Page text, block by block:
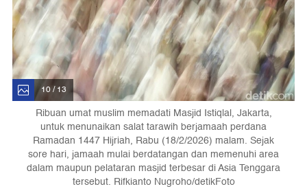
10 / 13
Ribuan umat muslim memadati Masjid Istiqlal, Jakarta,
untuk menunaikan salat tarawih berjamaah perdana
Ramadan 1447 Hijriah, Rabu (18/2/2026) malam. Sejak
sore hari, jamaah mulai berdatangan dan memenuhi area
dalam maupun pelataran masjid terbesar di Asia Tenggara
tersebut. Rifkianto Nugroho/detikFoto